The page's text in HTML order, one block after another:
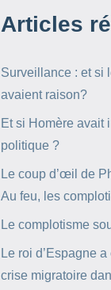
Articles
Surveillance : et si
avaient raison?
Et si Homère avait
politique ?
Le coup d’œil de
Au feu, les
Le complotisme
Le roi d’Espagne
crise migratoire